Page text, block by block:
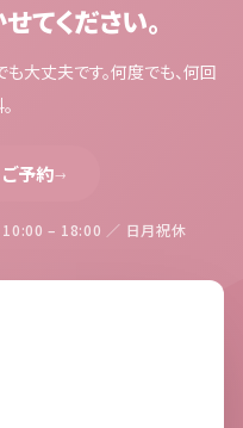
てください。
大丈夫です。何度でも、何回
予約→
– 18:00 ／ 日月祝休